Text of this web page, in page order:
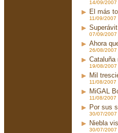
14/09/
El más
11/09/
07/09/
Ahora
26/08/
Cataluña
19/08/
Mil
11/08/
MiGAL
11/08/
Por sus
30/07/
Niebla
30/07/